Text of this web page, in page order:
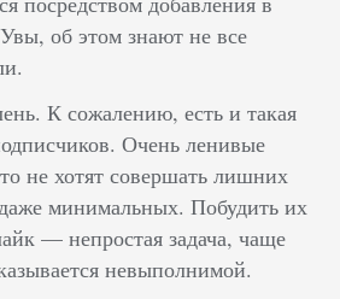
об этом знают не все
К сожалению, есть и такая
Очень ленивые
не хотят совершать лишних
минимальных. Побудить их
— непростая задача, чаще
невыполнимой.